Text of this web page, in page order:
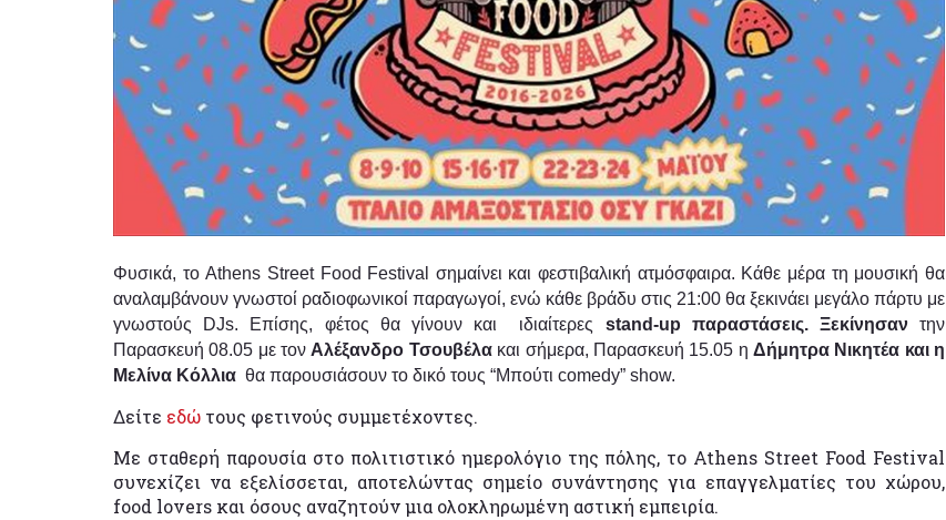
Φυσικά, το Athens Street Food Festival σημαίνει και φεστιβαλική ατμόσφαιρα. Κάθε μέρα τη μουσική θα
αναλαμβάνουν γνωστοί ραδιοφωνικοί παραγωγοί, ενώ κάθε βράδυ στις 21:00 θα ξεκινάει μεγάλο πάρτυ με
γνωστούς DJs. Επίσης, φέτος θα γίνουν και ιδιαίτερες stand-up παραστάσεις. Ξεκίνησαν την
Παρασκευή 08.05 με τον Αλέξανδρο Τσουβέλακαι σήμερα, Παρασκευή 15.05 η Δήμητρα Νικητέα και η
Μελίνα Κόλλια θα παρουσιάσουν το δικό τους “Μπούτι comedy” show.
Δείτε εδώ τους φετινούς συμμετέχοντες.
Με σταθερή παρουσία στο πολιτιστικό ημερολόγιο της πόλης, το Athens Street Food Festival
συνεχίζει να εξελίσσεται, αποτελώντας σημείο συνάντησης για επαγγελματίες του χώρου,
food lovers και όσους αναζητούν μια ολοκληρωμένη αστική εμπειρία.